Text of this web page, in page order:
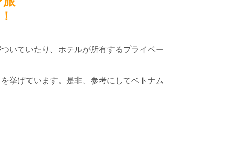
いていたり、ホテルが所有するプライベー
挙げています。 是非、参考にしてベトナム